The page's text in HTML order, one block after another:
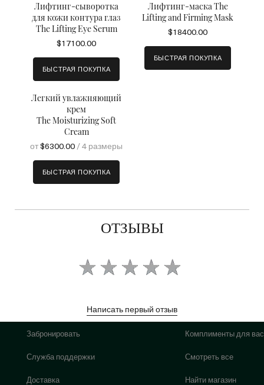
Лифтинг-сыворотка
для кожи контура глаз
The Lifting Eye Serum
$17100.00
БЫСТРАЯ ПОКУПКА
Лифтинг-маска The
Lifting and Firming Mask
$18400.00
БЫСТРАЯ ПОКУПКА
Легкий увлажняющий
крем
The Moisturizing Soft
Cream
от$6300.00/ 4 размеры
БЫСТРАЯ ПОКУПКА
ОТЗЫВЫ
Написать первый отзыв
Забронировать
Служба поддержки
Доставка
Комплименты для вас
Смотреть все
Найти магазин